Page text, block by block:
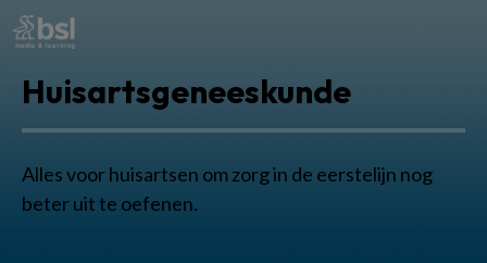
Huisartsgeneeskunde
Alles voor huisartsen om zorg in de eerstelijn nog
beter uit te oefenen.